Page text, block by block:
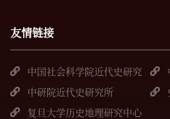
友情链接
中国社会科学院近代史研究
所
中研院近代史研究所
复旦大学历史地理研究中心